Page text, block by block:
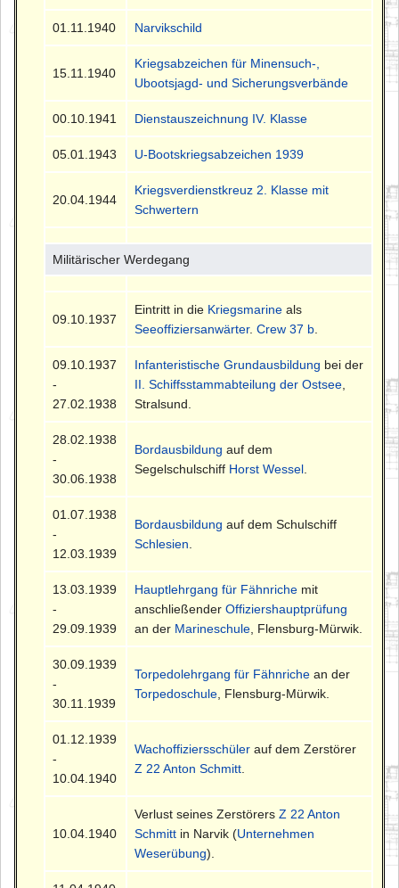
01.11.1940 Narvikschild
15.11.1940
Kriegsabzeichen für Minensuch-,
Ubootsjagd- und Sicherungsverbände
00.10.1941 Dienstauszeichnung IV. Klasse
05.01.1943 U-Bootskriegsabzeichen 1939
20.04.1944
Kriegsverdienstkreuz 2. Klasse mit
Schwertern
Militärischer Werdegang
09.10.1937
Eintritt in die Kriegsmarine als
Seeoffiziersanwärter.Crew 37 b
09.10.1937
-
27.02.1938
Infanteristische Grundausbildung bei der
II. Schiffsstammabteilung der Ostsee
Stralsund.
28.02.1938
-
30.06.1938
Bordausbildung auf dem
Segelschulschiff Horst Wessel
01.07.1938
-
12.03.1939
Bordausbildung auf dem Schulschiff
Schlesien
13.03.1939
-
29.09.1939
Hauptlehrgang für Fähnriche mit
anschließenderOffiziershauptprüfung
an der Marineschule , Flensburg-Mürwik.
30.09.1939
-
30.11.1939
Torpedolehrgang für Fähnriche an der
Torpedoschule , Flensburg-Mürwik.
01.12.1939
-
10.04.1940
Wachoffiziersschüler auf dem Zerstörer
Z 22 Anton Schmitt
10.04.1940
Verlust seines ZerstörersZ 22 Anton
Schmitt in Narvik (Unternehmen
Weserübung).